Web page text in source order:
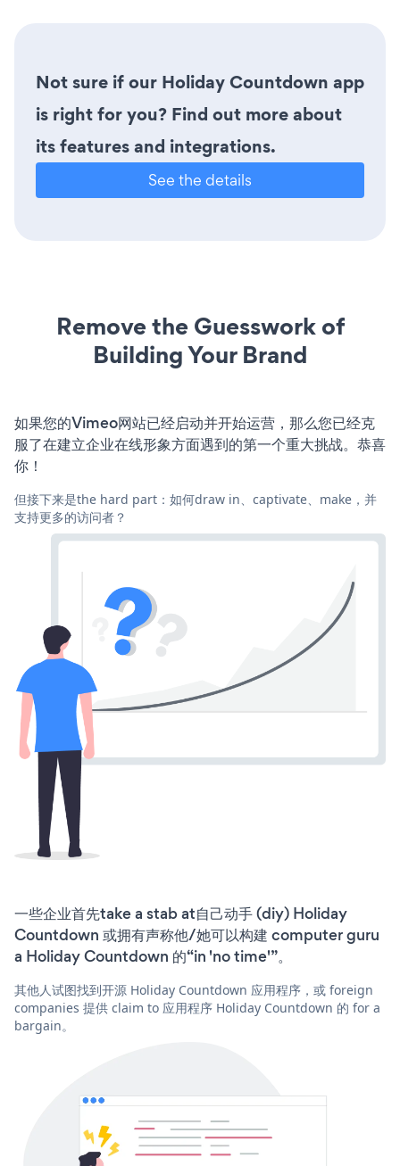
Not sure if our Holiday Countdown app
is right for you? Find out more about
its features and integrations.
See the details
Remove the Guesswork of
Building Your Brand
如果您的Vimeo网站已经启动并开始运营，那么您已经克
服了在建立企业在线形象方面遇到的第一个重大挑战。恭喜
你！
但接下来是the hard part：如何draw in、captivate、make，并
支持更多的访问者？
一些企业首先take a stab at自己动手 (diy) Holiday
Countdown 或拥有声称他/她可以构建 computer guru
a Holiday Countdown 的“in 'no time'”。
其他人试图找到开源 Holiday Countdown 应用程序，或 foreign
companies 提供 claim to 应用程序 Holiday Countdown 的 for a
bargain。